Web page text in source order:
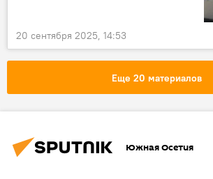
20 сентября 2025, 14:53
Еще 20 материалов
Южная Осетия